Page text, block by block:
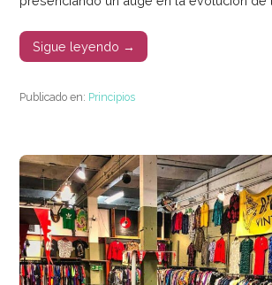
Sigue leyendo →
Publicado en: Principios